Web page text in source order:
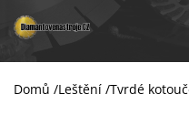
na
obsah
Domů /Leštění /Tvrdé
š
Zpět
Zpět
C